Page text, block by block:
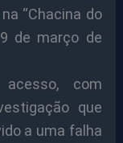
“Chacina do
de março de
com
que
a uma falha